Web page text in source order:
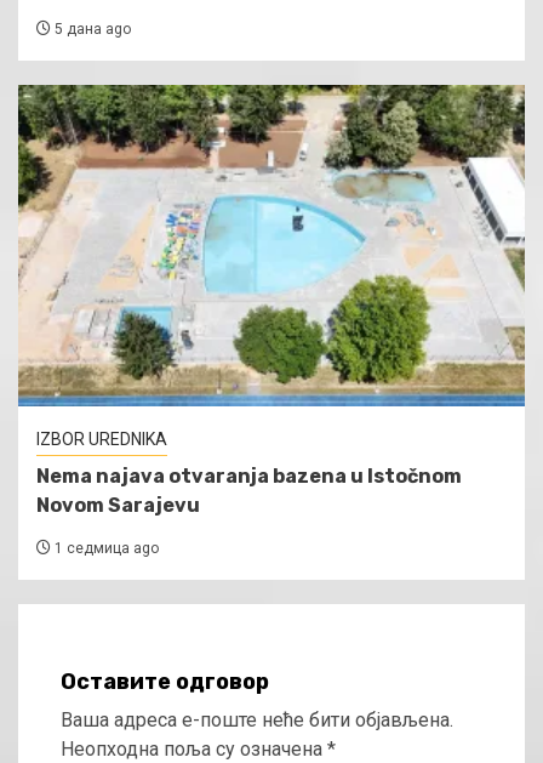
5 дана ago
IZBOR UREDNIKA
Nema najava otvaranja bazena u Istočnom
Novom Sarajevu
1 седмица ago
Оставите одговор
Ваша адреса е-поште неће бити објављена.
Неопходна поља су означена *